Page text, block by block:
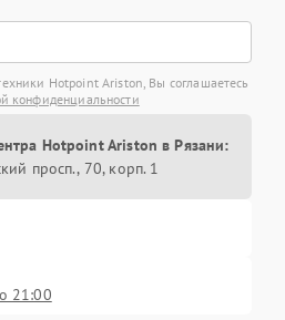
Hotpoint Ariston, Вы соглашаетесь
конфиденциальности
Hotpoint Ariston в Рязани:
просп., 70, корп. 1
21:00